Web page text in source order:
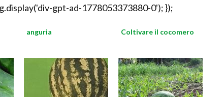
gpt-ad-1778053373880-0'); });
anguria Coltivare il cocomero